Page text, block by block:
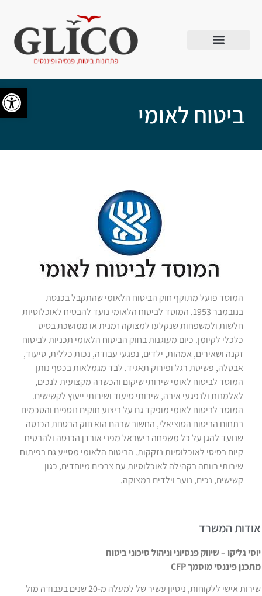
פתח
ביטוח לאומי
המוסד פועל מתוקף חוק הביטוח הלאומי שהתקבל בכנסת
בנובמבר 1953. המוסד לביטוח הלאומי נועד להבטיח לאוכלוסיות
חלשות ולמשפחות שנקלעו למצוקה זמנית או ממושכת בסיס
כלכלי לקיומן. כיום מעוגנות בחוק הביטוח הלאומי תכניות לביטוח
זקנה ושאירים, אמהות, ילדים, נפגעי עבודה, נכות כללית, סיעוד,
אבטלה, פשיטת רגל ופירוק תאגיד. לבד מגמלאות בכסף נותן
המוסד לביטוח לאומי שירותי שיקום והכשרה מקצועית לנכים,
לאלמנות ולנפגעי איבה, שירותי סיעוד ושירותי ייעוץ לקשישים.
המוסד לביטוח לאומי מופקד גם על ביצוע חוקים נוספים והסכמים
בתחום הביטוח הסוציאלי, החשוב שבהם הוא חוק הבטחת הכנסה
שנועד להגן על כל משפחה בישראל מפני אובדן הכנסה ולהבטיח
קיום בסיסי לאוכלוסיות נזקקות. הביטוח הלאומי מסייע גם בפיתוח
שירותי רווחה בקהילה לאוכלוסיות עם צרכים מיוחדים, כגון
קשישים, נכים, נוער וילדים במצוקה.
אודות המשרד
יוסי גליקו – שיווק פנסיוני וניהול סיכוני ביטוח
מתכנן פיננסי מוסמך CFP
שירות אישי ללקוחות, ניסיון עשיר של למעלה מ-20 שנים בעבודה מול